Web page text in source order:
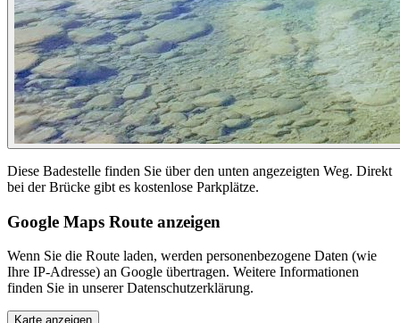
Diese Badestelle finden Sie über den unten angezeigten Weg. Direkt
bei der Brücke gibt es kostenlose Parkplätze.
Google Maps Route anzeigen
Wenn Sie die Route laden, werden personenbezogene Daten (wie
Ihre IP-Adresse) an Google übertragen. Weitere Informationen
finden Sie in unserer Datenschutzerklärung.
Karte anzeigen